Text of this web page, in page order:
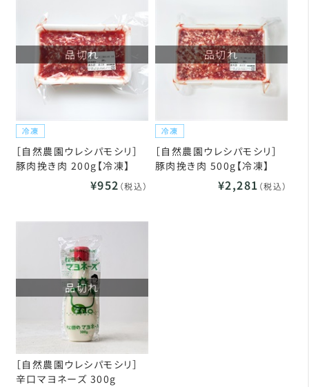
品切れ
［自然農園ウレシパモシリ］
豚肉挽き肉 200g【冷凍】
¥952 （税込）
品切れ
［自然農園ウレシパモシリ］
豚肉挽き肉 500g【冷凍】
¥2,281 （税込）
品切れ
［自然農園ウレシパモシリ］
辛口マヨネーズ 300g